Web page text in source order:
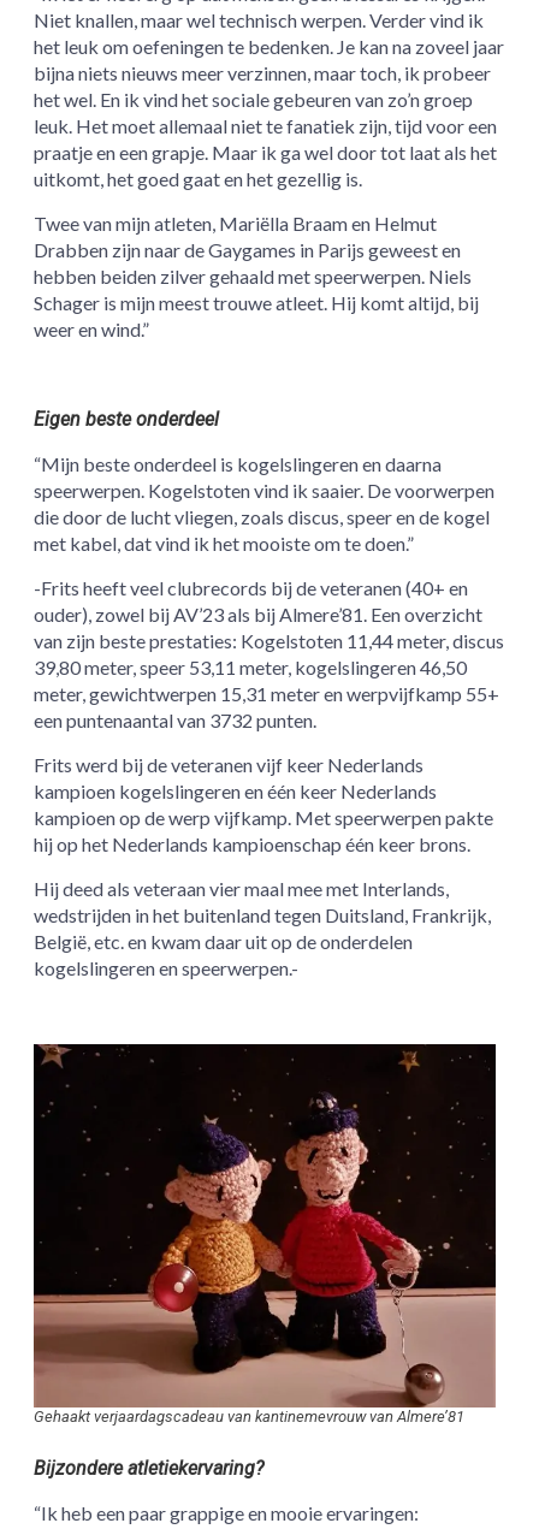
Niet knallen, maar wel technisch werpen. Verder vind ik
het leuk om oefeningen te bedenken. Je kan na zoveel jaar
bijna niets nieuws meer verzinnen, maar toch, ik probeer
het wel. En ik vind het sociale gebeuren van zo’n groep
leuk. Het moet allemaal niet te fanatiek zijn, tijd voor een
praatje en een grapje. Maar ik ga wel door tot laat als het
uitkomt, het goed gaat en het gezellig is.
Twee van mijn atleten, Mariëlla Braam en Helmut
Drabben zijn naar de Gaygames in Parijs geweest en
hebben beiden zilver gehaald met speerwerpen. Niels
Schager is mijn meest trouwe atleet. Hij komt altijd, bij
weer en wind.”
Eigen beste onderdeel
“Mijn beste onderdeel is kogelslingeren en daarna
speerwerpen. Kogelstoten vind ik saaier. De voorwerpen
die door de lucht vliegen, zoals discus, speer en de kogel
met kabel, dat vind ik het mooiste om te doen.”
-Frits heeft veel clubrecords bij de veteranen (40+ en
ouder), zowel bij AV’23 als bij Almere’81. Een overzicht
van zijn beste prestaties: Kogelstoten 11,44 meter, discus
39,80 meter, speer 53,11 meter, kogelslingeren 46,50
meter, gewichtwerpen 15,31 meter en werpvijfkamp 55+
een puntenaantal van 3732 punten.
Frits werd bij de veteranen vijf keer Nederlands
kampioen kogelslingeren en één keer Nederlands
kampioen op de werp vijfkamp. Met speerwerpen pakte
hij op het Nederlands kampioenschap één keer brons.
Hij deed als veteraan vier maal mee met Interlands,
wedstrijden in het buitenland tegen Duitsland, Frankrijk,
België, etc. en kwam daar uit op de onderdelen
kogelslingeren en speerwerpen.-
Gehaakt verjaardagscadeau van kantinemevrouw van Almere’81
Bijzondere atletiekervaring?
“Ik heb een paar grappige en mooie ervaringen: